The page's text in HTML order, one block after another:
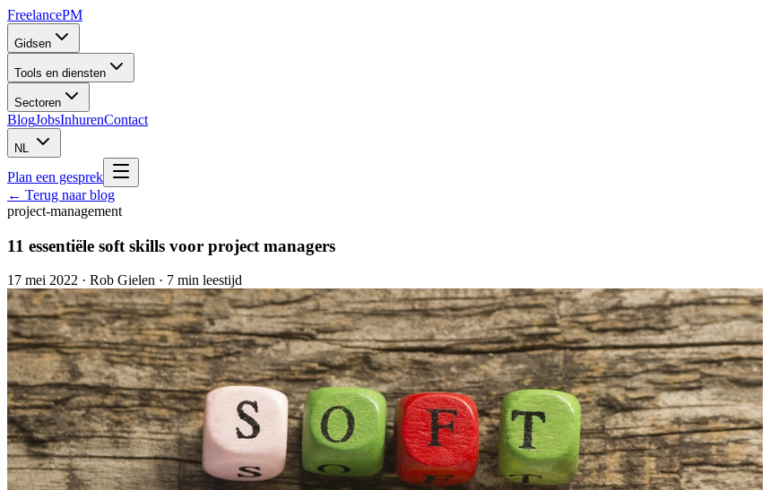
FreelancePM
Gidsen
Tools en diensten
Sectoren
BlogJobsInhurenContact
NL
Plan een gesprek
← Terug naar blog
project-management
11 essentiële soft skills voor project managers
17 mei 2022 · Rob Gielen · 7 min leestijd